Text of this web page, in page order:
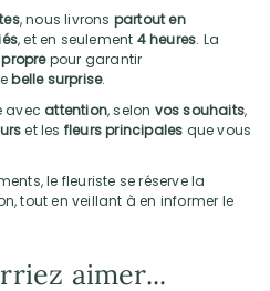
, nous livrons partout en
, et en seulement 4 heures. La
pour garantir
belle surprise.
avec attention, selon vos souhaits,
et les fleurs principales que vous
le fleuriste se réserve la
tout en veillant à en informer le
aimer...